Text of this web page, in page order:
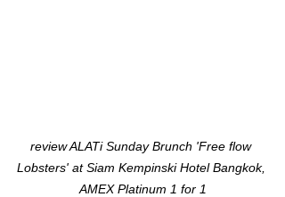
review ALATi Sunday Brunch 'Free flow
Lobsters' at Siam Kempinski Hotel Bangkok,
AMEX Platinum 1 for 1